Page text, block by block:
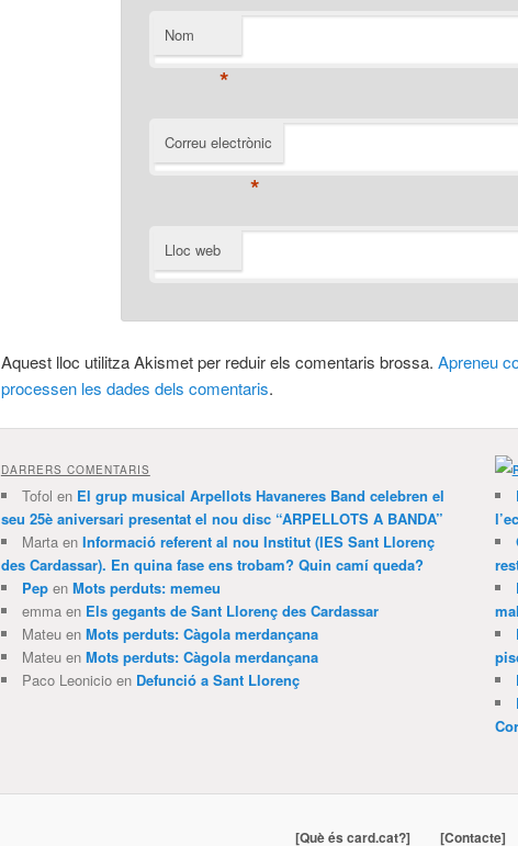
Nom
*
Correu electrònic
*
Lloc web
Aquest lloc utilitza Akismet per reduir els comentaris brossa. Apreneu
processen les dades dels comentaris.
DARRERS COMENTARIS
Tofol en El grup musical Arpellots Havaneres Band celebren el
seu 25è aniversari presentat el nou disc “ARPELLOTS A BANDA”
Martaen Informació referent al nou Institut (IES Sant Llorenç
des Cardassar). En quina fase ens trobam? Quin camí queda?
Pepen Mots perduts: memeu
emmaen Els gegants de Sant Llorenç des Cardassar
Mateuen Mots perduts: Càgola merdançana
Mateuen Mots perduts: Càgola merdançana
Paco Leonicioen Defunció a Sant Llorenç
[Què és card.cat?] [Contacte]